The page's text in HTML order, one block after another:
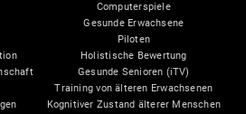
Computerspiele
Gesunde Erwachsene
Piloten
Holistische Bewertung
Gesunde Senioren (iTV)
Training von älteren Erwachsenen
Kognitiver Zustand älterer Menschen